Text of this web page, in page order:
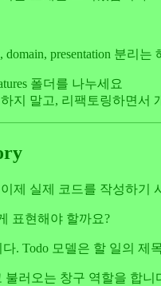
presentation 분리는
폴더를 나누세요
지 말고, 리팩토링하면서
제 실제 코드를 작성하기
표현해야 할까요?
. Todo 모델은 할 일의 제
불러오는 창구 역할을 합